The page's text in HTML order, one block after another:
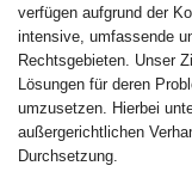
verfügen aufgrund der
intensive, umfassende
Rechtsgebieten. Unser
Lösungen für deren
umzusetzen. Hierbei
außergerichtlichen
Durchsetzung.